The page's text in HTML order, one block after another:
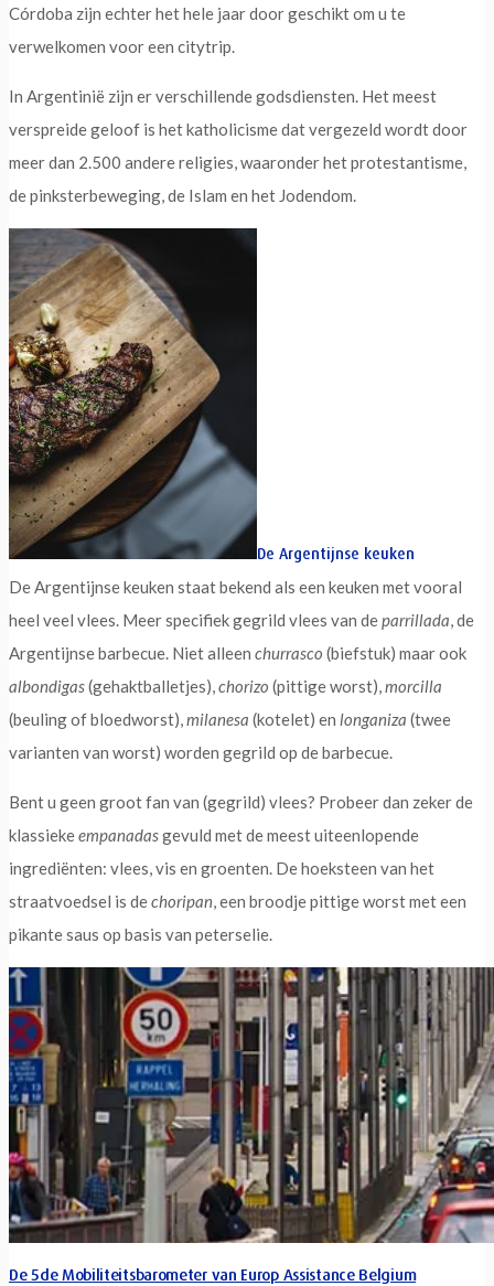
Córdoba zijn echter het hele jaar door geschikt om u te
verwelkomen voor een citytrip.
In Argentinië zijn er verschillende godsdiensten. Het meest
verspreide geloof is het katholicisme dat vergezeld wordt door
meer dan 2.500 andere religies, waaronder het protestantisme,
de pinksterbeweging, de Islam en het Jodendom.
De Argentijnse keuken
De Argentijnse keuken staat bekend als een keuken met vooral
heel veel vlees. Meer specifiek gegrild vlees van deparrillada, de
Argentijnse barbecue. Niet alleen churrasco (biefstuk) maar ook
albondigas(gehaktballetjes),chorizo (pittige worst),morcilla
(beuling of bloedworst),milanesa (kotelet) en longaniza (twee
varianten van worst) worden gegrild op de barbecue.
Bent u geen groot fan van (gegrild) vlees? Probeer dan zeker de
klassiekeempanadasgevuld met de meest uiteenlopende
ingrediënten: vlees, vis en groenten. De hoeksteen van het
straatvoedsel is dechoripan, een broodje pittige worst met een
pikante saus op basis van peterselie.
De 5de Mobiliteitsbarometer van Europ Assistance Belgium